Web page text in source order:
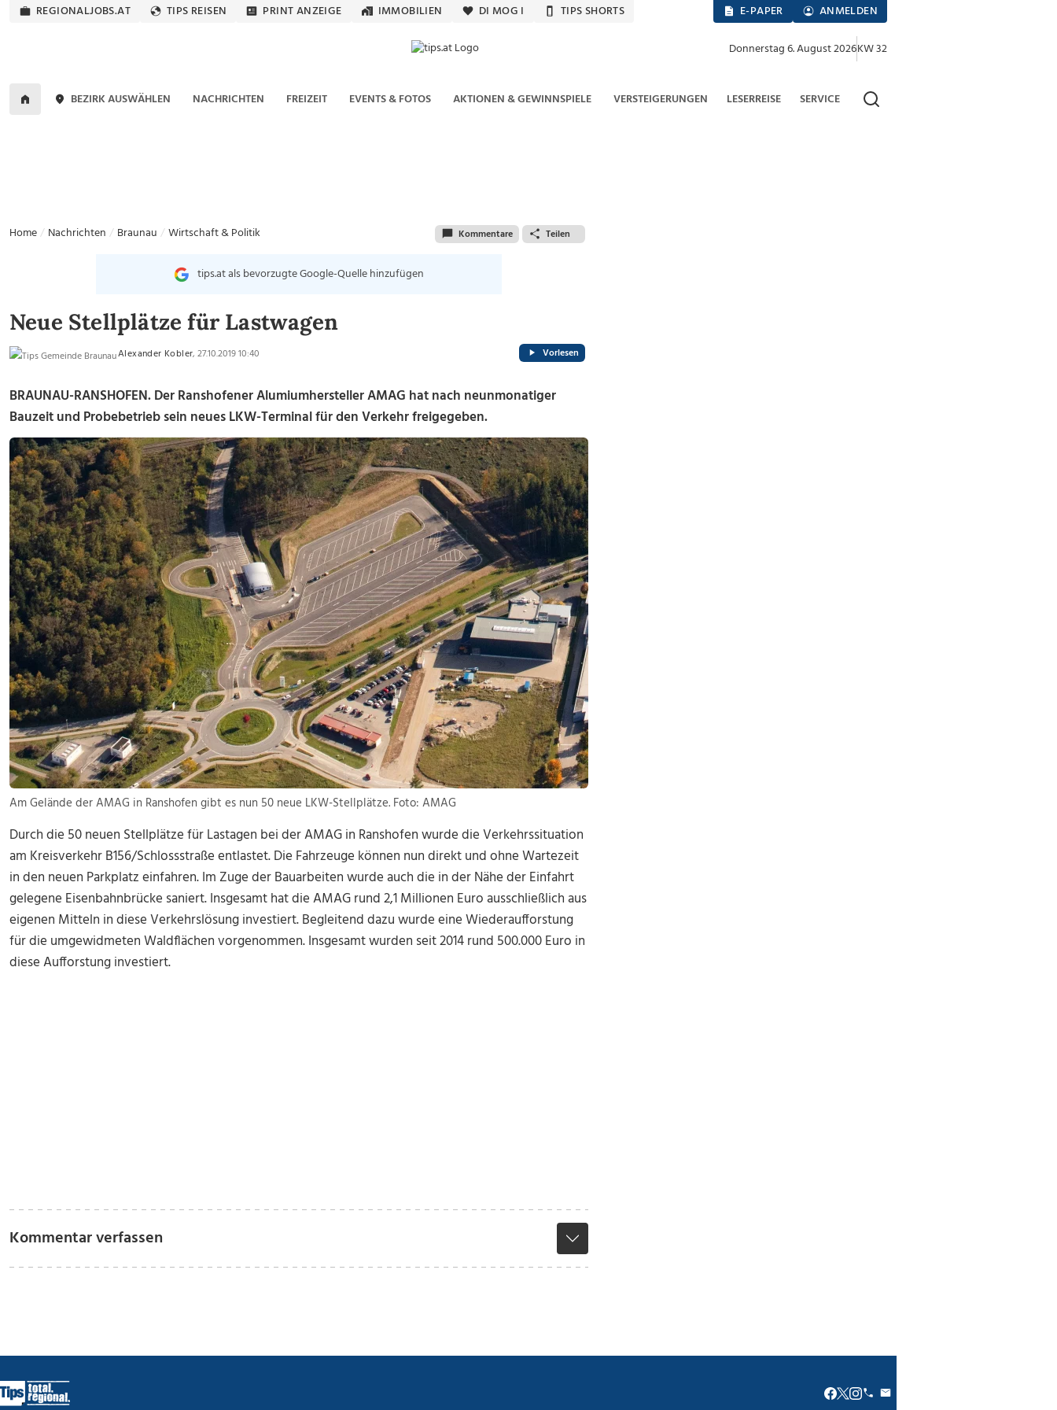
REGIONALJOBS.AT TIPS REISEN PRINT ANZEIGE IMMOBILIEN DI MOG I TIPS SHORTS E-PAPER ANMELDEN
Donnerstag 6. August 2026KW 32
BEZIRK AUSWÄHLEN NACHRICHTEN FREIZEIT EVENTS & FOTOS AKTIONEN & GEWINNSPIELE VERSTEIGERUNGEN LESERREISE SERVICE
Home Nachrichten Braunau Wirtschaft & Politik Kommentare Teilen
tips.at als bevorzugte Google-Quelle hinzufügen
Neue Stellplätze für Lastwagen
Alexander Kobler, 27.10.2019 10:40 Vorlesen
BRAUNAU-RANSHOFEN. Der Ranshofener Alumiumhersteller AMAG hat nach neunmonatiger
Bauzeit und Probebetrieb sein neues LKW-Terminal für den Verkehr freigegeben.
Am Gelände der AMAG in Ranshofen gibt es nun 50 neue LKW-Stellplätze. Foto: AMAG
Durch die 50 neuen Stellplätze für Lastagen bei der AMAG in Ranshofen wurde die Verkehrssituation
am Kreisverkehr B156/Schlossstraße entlastet. Die Fahrzeuge können nun direkt und ohne Wartezeit
in den neuen Parkplatz einfahren. Im Zuge der Bauarbeiten wurde auch die in der Nähe der Einfahrt
gelegene Eisenbahnbrücke saniert. Insgesamt hat die AMAG rund 2,1 Millionen Euro ausschließlich aus
eigenen Mitteln in diese Verkehrslösung investiert. Begleitend dazu wurde eine Wiederaufforstung
für die umgewidmeten Waldflächen vorgenommen. Insgesamt wurden seit 2014 rund 500.000 Euro in
diese Aufforstung investiert.
Kommentar verfassen